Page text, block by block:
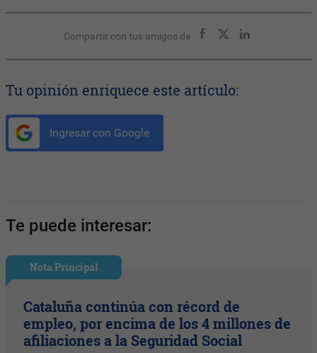
Compartir con tus amigos de
Tu opinión enriquece este artículo:
Ingresar con Google
Te puede interesar:
Nota Principal
Cataluña continúa con récord de
empleo, por encima de los 4 millones de
afiliaciones a la Seguridad Social